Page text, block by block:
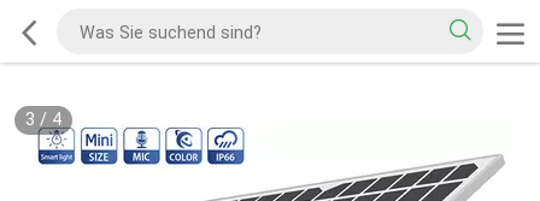
3 / 4